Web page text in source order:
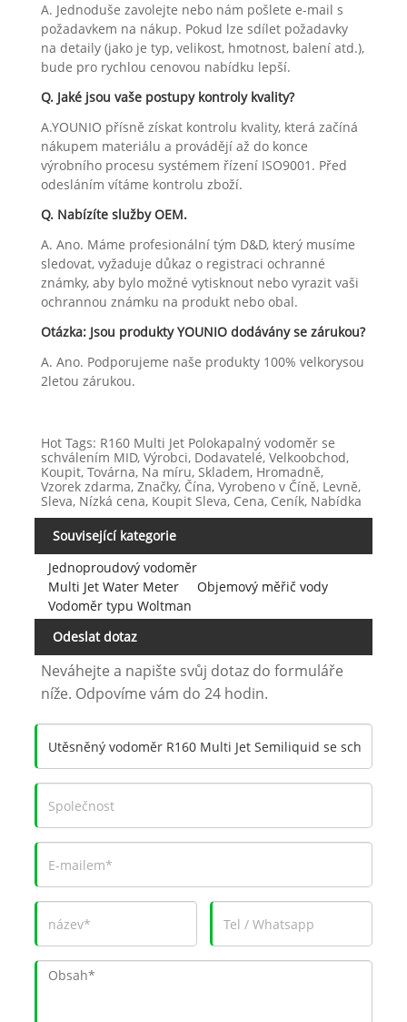
A. Jednoduše zavolejte nebo nám pošlete e-mail s
požadavkem na nákup. Pokud lze sdílet požadavky
na detaily (jako je typ, velikost, hmotnost, balení atd.),
bude pro rychlou cenovou nabídku lepší.
Q. Jaké jsou vaše postupy kontroly kvality?
A.YOUNIO přísně získat kontrolu kvality, která začíná
nákupem materiálu a provádějí až do konce
výrobního procesu systémem řízení ISO9001. Před
odesláním vítáme kontrolu zboží.
Q. Nabízíte služby OEM.
A. Ano. Máme profesionální tým D&D, který musíme
sledovat, vyžaduje důkaz o registraci ochranné
známky, aby bylo možné vytisknout nebo vyrazit vaši
ochrannou známku na produkt nebo obal.
Otázka: Jsou produkty YOUNIO dodávány se zárukou?
A. Ano. Podporujeme naše produkty 100% velkorysou
2letou zárukou.
Hot Tags: R160 Multi Jet Polokapalný vodoměr se
schválením MID, Výrobci, Dodavatelé, Velkoobchod,
Koupit, Továrna, Na míru, Skladem, Hromadně,
Vzorek zdarma, Značky, Čína, Vyrobeno v Číně, Levně,
Sleva, Nízká cena, Koupit Sleva, Cena, Ceník, Nabídka
Související kategorie
Jednoproudový vodoměr
Multi Jet Water Meter
Objemový měřič vody
Vodoměr typu Woltman
Odeslat dotaz
Neváhejte a napište svůj dotaz do formuláře
níže. Odpovíme vám do 24 hodin.